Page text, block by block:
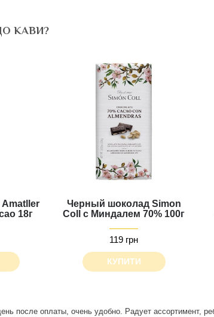
КАВИ?
18г
Черный шоколад Simon
Coll с Миндалем 70% 100г
119 грн
КУПИТИ